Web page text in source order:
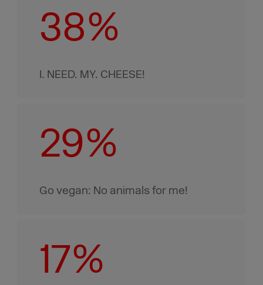
38%
I. NEED. MY. CHEESE!
29%
Go vegan: No animals for me!
17%